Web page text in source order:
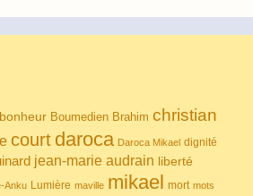
bonheur Boumedien Brahim christian
court daroca Daroca Mikael dignité
jean-marie audrain liberté
Anku Lumière maville mikael mort mots